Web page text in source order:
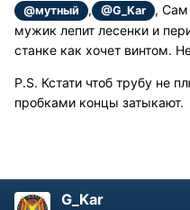
@мутный , @G_Kar
, Сам
мужик лепит лесенки и
станке как хочет винтом.
P.S. Кстати чтоб трубу не
пробками концы затыкают.
G_Kar